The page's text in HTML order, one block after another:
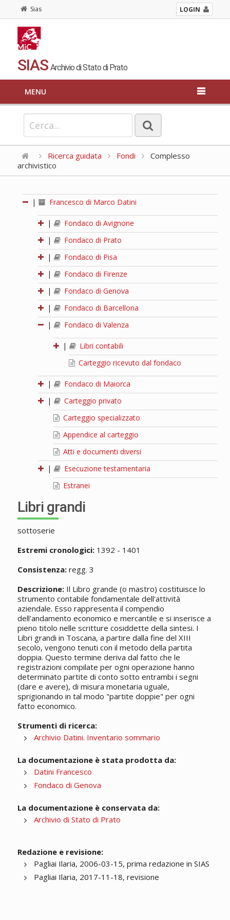
Sias LOGIN
SIAS Archivio di Stato di Prato
MENU
Ricerca guidata Fondi
Complesso
archivistico
| Francesco di Marco Datini
|
Fondaco di Avignone
|
Fondaco di Prato
|
Fondaco di Pisa
|
Fondaco di Firenze
|
Fondaco di Genova
|
Fondaco di Barcellona
|
Fondaco di Valenza
|
Libri contabili
Carteggio ricevuto dal fondaco
|
Fondaco di Maiorca
|
Carteggio privato
Carteggio specializzato
Appendice al carteggio
Atti e documenti diversi
|
Esecuzione testamentaria
Estranei
Libri grandi
sottoserie
Estremi cronologici:1392 - 1401
Consistenza:regg. 3
Descrizione:Il Libro grande (o mastro) costituisce lo
strumento contabile fondamentale dell'attività
aziendale. Esso rappresenta il compendio
dell'andamento economico e mercantile e si inserisce a
pieno titolo nelle scritture cosiddette della sintesi. I
Libri grandi in Toscana, a partire dalla fine del XIII
secolo, vengono tenuti con il metodo della partita
doppia. Questo termine deriva dal fatto che le
registrazioni compilate per ogni operazione hanno
determinato partite di conto sotto entrambi i segni
(dare e avere), di misura monetaria uguale,
sprigionando in tal modo "partite doppie" per ogni
fatto economico.
Strumenti di ricerca:
Archivio Datini. Inventario sommario
La documentazione è stata prodotta da:
Datini Francesco
Fondaco di Genova
La documentazione è conservata da:
Archivio di Stato di Prato
Redazione e revisione:
Pagliai Ilaria, 2006-03-15, prima redazione in SIAS
Pagliai Ilaria, 2017-11-18, revisione